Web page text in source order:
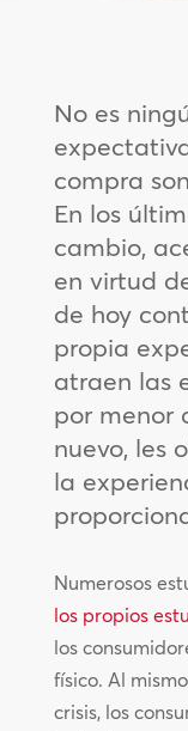
No es
compra
En los
cambio,
en virtud
de hoy
propia
atraen las
por menor
nuevo, les
la
Numerosos
los propios
los
físico. Al
crisis, los